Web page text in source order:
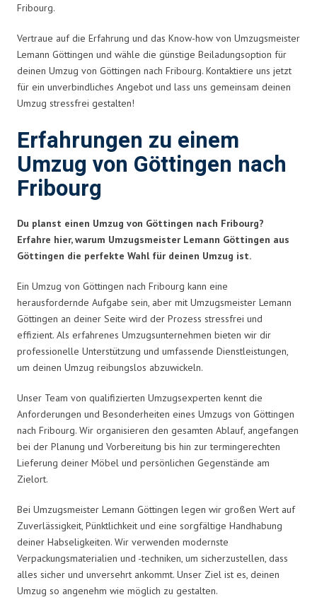
Fribourg.
Vertraue auf die Erfahrung und das Know-how von Umzugsmeister
Lemann Göttingen und wähle die günstige Beiladungsoption für
deinen Umzug von Göttingen nach Fribourg. Kontaktiere uns jetzt
für ein unverbindliches Angebot und lass uns gemeinsam deinen
Umzug stressfrei gestalten!
Erfahrungen zu einem
Umzug von Göttingen nach
Fribourg
Du planst einen Umzug von Göttingen nach Fribourg?
Erfahre hier, warum Umzugsmeister Lemann Göttingen aus
Göttingen die perfekte Wahl für deinen Umzug ist.
Ein Umzug von Göttingen nach Fribourg kann eine
herausfordernde Aufgabe sein, aber mit Umzugsmeister Lemann
Göttingen an deiner Seite wird der Prozess stressfrei und
effizient. Als erfahrenes Umzugsunternehmen bieten wir dir
professionelle Unterstützung und umfassende Dienstleistungen,
um deinen Umzug reibungslos abzuwickeln.
Unser Team von qualifizierten Umzugsexperten kennt die
Anforderungen und Besonderheiten eines Umzugs von Göttingen
nach Fribourg. Wir organisieren den gesamten Ablauf, angefangen
bei der Planung und Vorbereitung bis hin zur termingerechten
Lieferung deiner Möbel und persönlichen Gegenstände am
Zielort.
Bei Umzugsmeister Lemann Göttingen legen wir großen Wert auf
Zuverlässigkeit, Pünktlichkeit und eine sorgfältige Handhabung
deiner Habseligkeiten. Wir verwenden modernste
Verpackungsmaterialien und -techniken, um sicherzustellen, dass
alles sicher und unversehrt ankommt. Unser Ziel ist es, deinen
Umzug so angenehm wie möglich zu gestalten.